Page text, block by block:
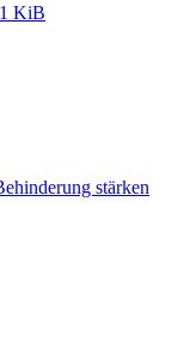
KiB
stärken